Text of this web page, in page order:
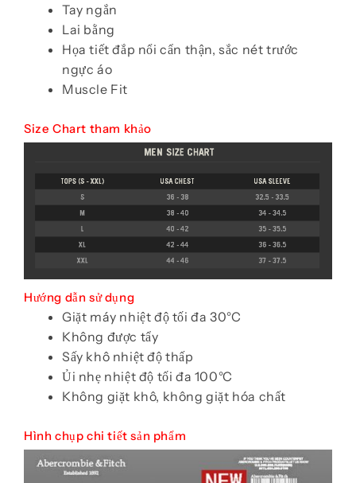
Tay ngắn
Lai bằng
Họa tiết đắp nổi cẩn thận, sắc nét trước
ngực áo
Muscle Fit
Size Chart tham khảo
Hướng dẫn sử dụng
Giặt máy nhiệt độ tối đa 30°C
Không được tẩy
Sấy khô nhiệt độ thấp
Ủi nhẹ nhiệt độ tối đa 100°C
Không giặt khô, không giặt hóa chất
Hình chụp chi tiết sản phẩm